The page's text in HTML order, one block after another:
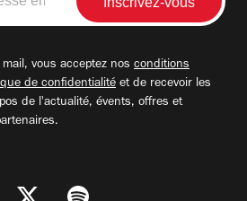
vous acceptez nos conditions
de confidentialité et de recevoir les
de l'actualité, évents, offres et